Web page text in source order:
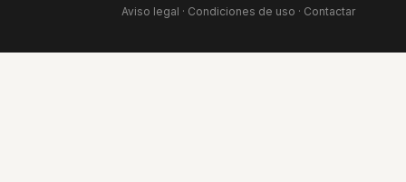
Aviso legal · Condiciones de uso · Contactar